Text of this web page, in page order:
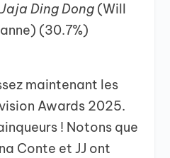
Jaja Ding Dong(Will
(30.7%)
maintenant les
Awards 2025.
! Notons que
Conte et JJ ont